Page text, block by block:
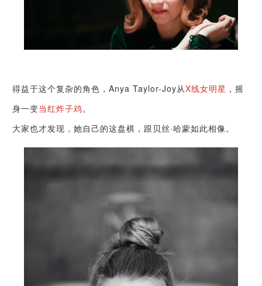
得益于这个复杂的角色，Anya Taylor-Joy从X线女明星 ，摇
身一变当红炸子鸡。
大家也才发现，她自己的这盘棋，跟贝丝·哈蒙如此相像。